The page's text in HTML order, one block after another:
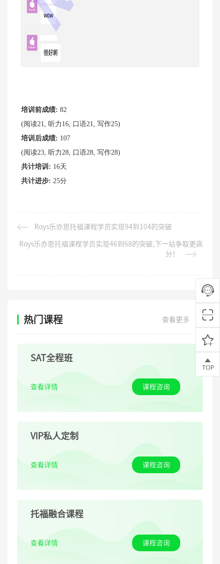
培训前成绩: 82
(阅读21, 听力16, 口语21, 写作25)
培训后成绩: 107
(阅读23, 听力28, 口语28, 写作28)
共计培训: 16天
共计进步: 25分
Roys乐亦思托福课程学员实现94到104的突破
Roys乐亦思托福课程学员实现46到68的突破,下一站争取更高
分！
热门课程 查看更多 >>
SAT全程班
查看详情 课程咨询
VIP私人定制
查看详情 课程咨询
托福融合课程
查看详情 课程咨询